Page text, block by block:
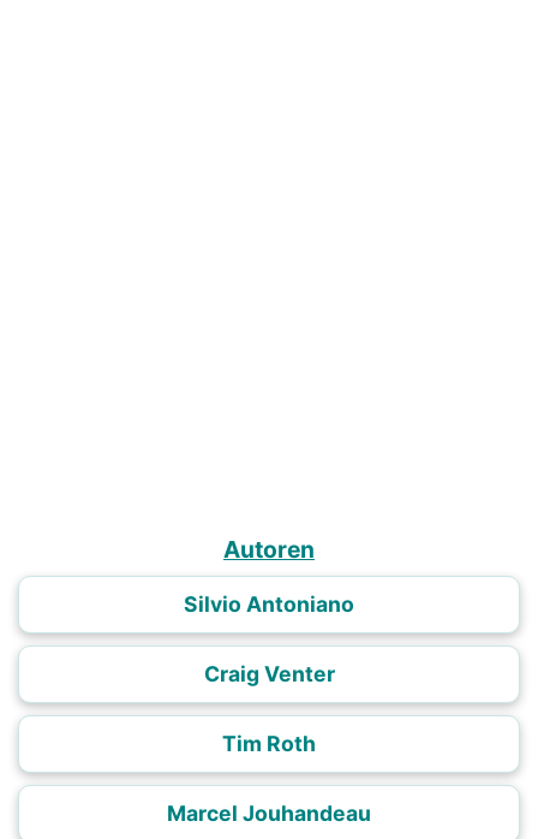
Autoren
Silvio Antoniano
Craig Venter
Tim Roth
Marcel Jouhandeau